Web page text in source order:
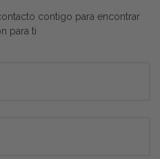
contigo para encontrar
para ti